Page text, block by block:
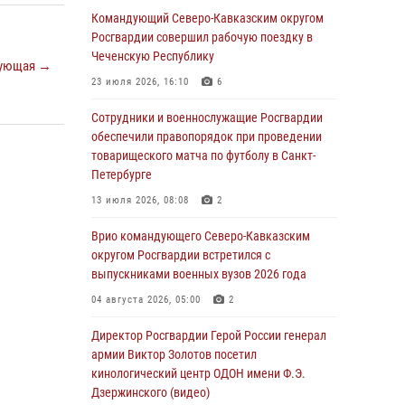
→
Росгвардейцы провели занятие по
стрелковой подготовке для воспитанников
Центра детского, юношеского туризма и
Республики
09 августа 2026, 05:00
Всероссийская ведомственная акции
«Каникулы с Росгвардией проходит в Сибири
Росгвардейцы провели патриотическое
занятие для детей на Поклонной горе в
Москве (видео)
В ЛНР росгвардейцы провели тренировку по
единоборствам для юных воспитанников
спортивной школы
Командующий Северо-Кавказским округом
Росгвардии совершил рабочую поездку в
Чеченскую Республику
23 июля 2026, 16:10 6
Сотрудники и военнослужащие Росгвардии
обеспечили правопорядок при проведении
товарищеского матча по футболу в Санкт-
Петербурге
13 июля 2026, 08:08 2
Врио командующего Северо-Кавказским
округом Росгвардии встретился с
выпускниками военных вузов 2026 года
04 августа 2026, 05:00 2
Директор Росгвардии Герой России генерал
армии Виктор Золотов посетил
кинологический центр ОДОН имени Ф.Э.
Дзержинского (видео)